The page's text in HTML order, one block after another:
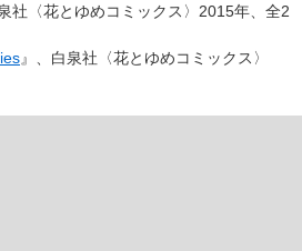
社〈花とゆめコミックス〉2015年、全2
』、白泉社〈花とゆめコミックス〉